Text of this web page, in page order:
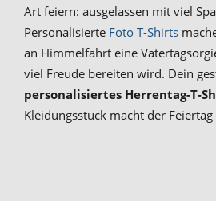
Art feiern: ausgelassen mit viel
Personalisierte Foto T-Shirts
an Himmelfahrt eine
viel Freude bereiten wird. Dein
personalisiertes Herrentag-T-
Kleidungsstück macht der